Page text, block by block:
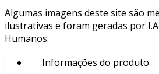
Algumas imagens deste site são
ilustrativas e foram geradas por
Humanos.
Informações do produto